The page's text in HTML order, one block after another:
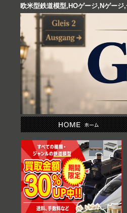
欧米型鉄道模型,HOゲージ,Nゲー